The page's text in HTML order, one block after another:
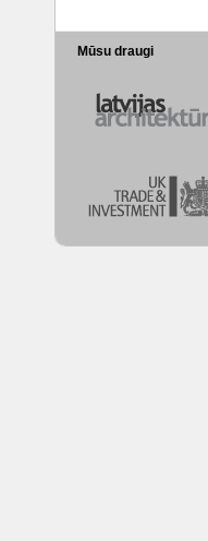
Mūsu draugi